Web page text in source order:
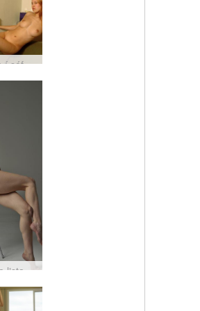
Samosa í sófanum #65
Annalina listar nektarmyndir #15